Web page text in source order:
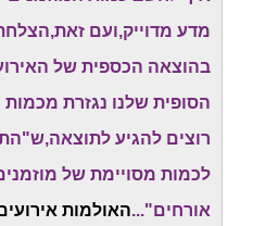
מדע מדוייק,ועם
בהוצאה הכספית של
הסופית שלנו נגזרת מכמות
רוצים להגיע
לכמות מסויימת של
אורחים"...האולמות